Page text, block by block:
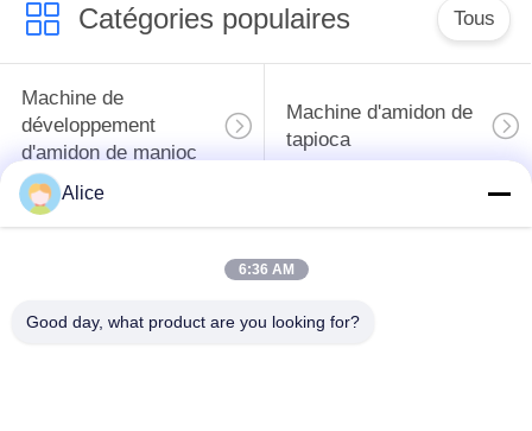
Catégories populaires Tous
Machine de
développement
d'amidon de manioc
Machine d'amidon de
tapioca
Machine de
farine de manioc
Alice
6:36 AM
Good day, what product are you looking for?